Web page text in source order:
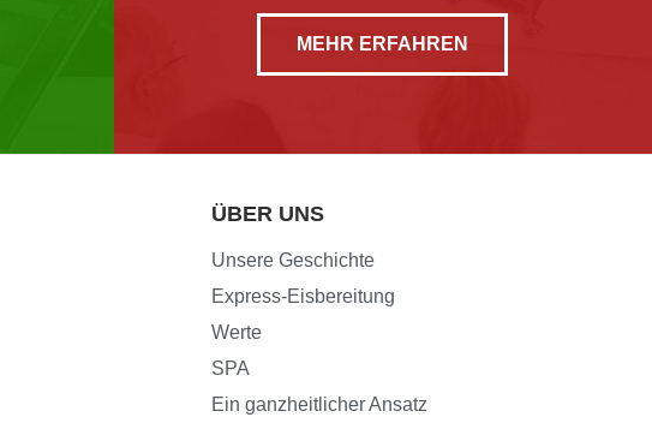
MEHR ERFAHREN
ÜBER UNS
Unsere Geschichte
Express-Eisbereitung
Werte
SPA
Ein ganzheitlicher Ansatz